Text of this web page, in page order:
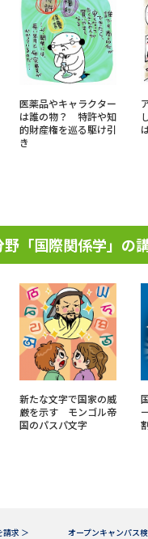
医薬品やキャラクター
は誰の物？ 特許や知
的財産権を巡る駆け引
き
野「国際関係学」の
新たな文字で国家の威
厳を示す モンゴル帝
国のパスパ文字
求 ＞
オープンキャンパス